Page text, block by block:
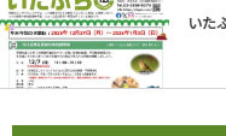
いた